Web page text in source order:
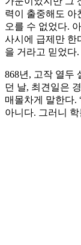
력이 출중해도 아
오를 수 없었다.
사시에 급제만 한
을 거라고 믿었다.
868년, 고작 열두
던 날, 최견일은
매몰차게 말한다.
아니다. 그러니